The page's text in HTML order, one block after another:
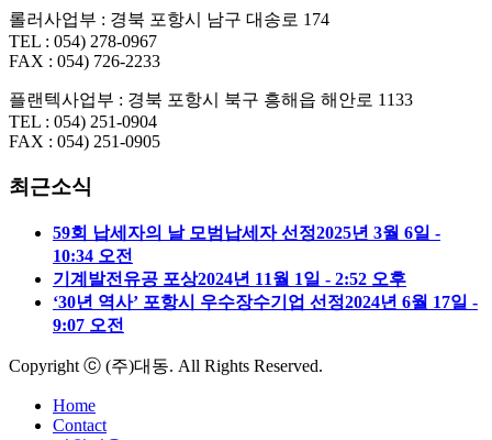
롤러사업부 : 경북 포항시 남구 대송로 174
TEL : 054) 278-0967
FAX : 054) 726-2233
플랜텍사업부 : 경북 포항시 북구 흥해읍 해안로 1133
TEL : 054) 251-0904
FAX : 054) 251-0905
최근소식
59회 납세자의 날 모범납세자 선정2025년 3월 6일 -
10:34 오전
기계발전유공 포상2024년 11월 1일 - 2:52 오후
‘30년 역사’ 포항시 우수장수기업 선정2024년 6월 17일 -
9:07 오전
Copyright ⓒ (주)대동. All Rights Reserved.
Home
Contact